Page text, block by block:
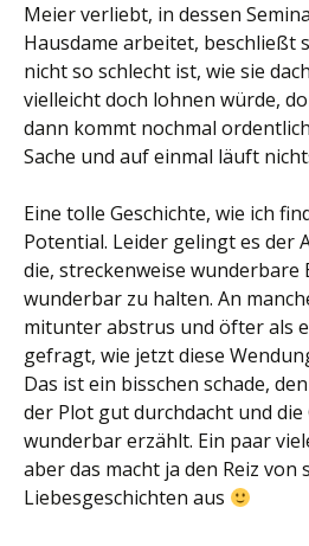
Meier verliebt, in dessen
Hausdame arbeitet, beschließt
nicht so schlecht ist, wie sie
vielleicht doch lohnen würde,
dann kommt nochmal
Sache und auf einmal läuft
Eine tolle Geschichte, wie ich
Potential. Leider gelingt es der
die, streckenweise wunderbare
wunderbar zu halten. An
mitunter abstrus und öfter als
gefragt, wie jetzt diese
Das ist ein bisschen schade,
der Plot gut durchdacht und die
wunderbar erzählt. Ein paar
aber das macht ja den Reiz von
Liebesgeschichten aus